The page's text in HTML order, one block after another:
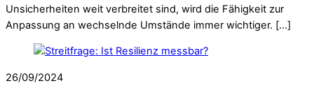
Unsicherheiten weit verbreitet sind, wird die Fähigkeit zur
Anpassung an wechselnde Umstände immer wichtiger. […]
26/09/2024